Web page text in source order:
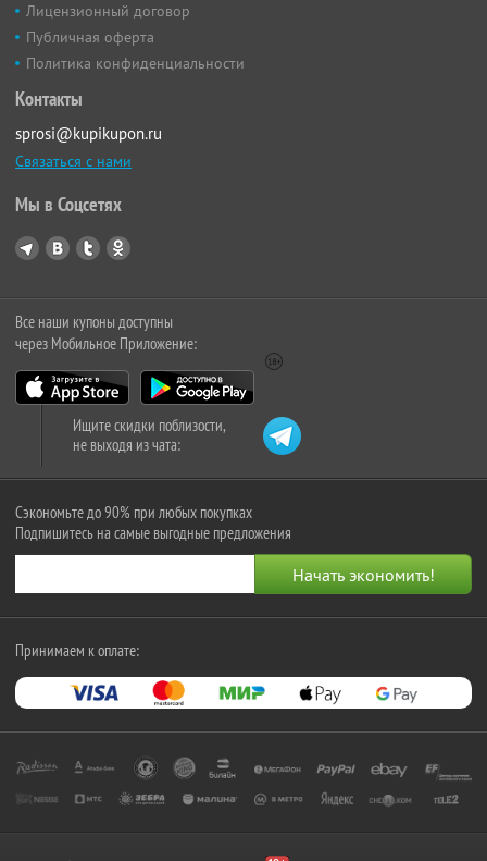
Лицензионный договор
Публичная оферта
Политика конфиденциальности
Контакты
sprosi@kupikupon.ru
Связаться с нами
Мы в Соцсетях
Все наши купоны доступны
через Мобильное Приложение:
Ищите скидки поблизости,
не выходя из чата:
Сэкономьте до 90% при любых покупках
Подпишитесь на самые выгодные предложения
Принимаем к оплате: